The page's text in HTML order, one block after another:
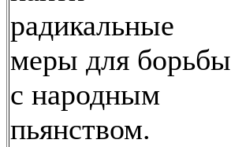
радикальные
меры для борьбы
с народным
пьянством.